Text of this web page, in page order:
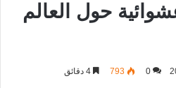
حول العالم
0
793